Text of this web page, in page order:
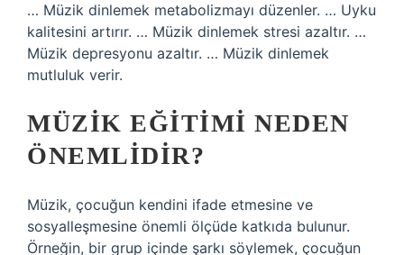
… Müzik dinlemek metabolizmayı düzenler. … Uyku
kalitesini artırır. … Müzik dinlemek stresi azaltır. …
Müzik depresyonu azaltır. … Müzik dinlemek
mutluluk verir.
MÜZIK EĞITIMI NEDEN
ÖNEMLIDIR?
Müzik, çocuğun kendini ifade etmesine ve
sosyalleşmesine önemli ölçüde katkıda bulunur.
Örneğin, bir grup içinde şarkı söylemek, çocuğun